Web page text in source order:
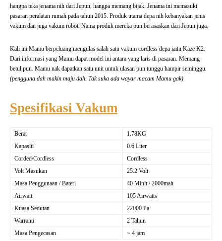
hangpa teka jenama nih dari Jepun, hangpa memang bijak. Jenama ini memasuki
pasaran peralatan rumah pada tahun 2015. Produk utama depa nih kebanyakan jenis
vakum dan juga vakum robot. Nama produk mereka pun berasaskan dari Jepun juga.
Kali ini Mamu berpeluang mengulas salah satu vakum cordless depa iaitu Kaze K2.
Dari informasi yang Mamu dapat model ini antara yang laris di pasaran. Memang
betul pun. Mamu nak dapatkan satu unit untuk ulasan pun tunggu hampir seminggu.
(pengguna dah makin maju dah. Tak suka ada wayar macam Mamu gak)
Spesifikasi Vakum
Berat
1.78KG
Kapasiti
0.6 Liter
Corded/Cordless
Cordless
Volt Masukan
25.2 Volt
Masa Penggunaan / Bateri
40 Minit / 2000mah
Airwatt
105 Airwatts
Kuasa Sedutan
22000 Pa
Warranti
2 Tahun
Masa Pengecasan
~ 4 jam